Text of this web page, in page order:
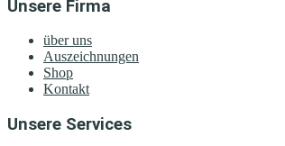
Unsere Firma
über uns
Auszeichnungen
Shop
Kontakt
Unsere Services